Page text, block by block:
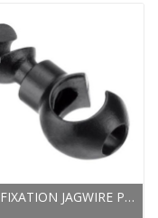
CLIP FIXATION JAGWIRE PVC FIL ÉLECTRIQUE...